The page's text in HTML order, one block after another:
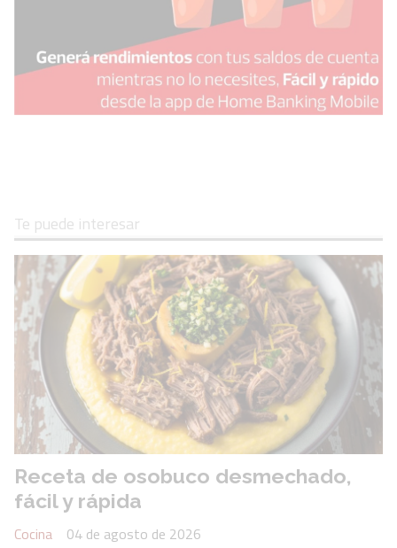
Te puede interesar
Receta de osobuco desmechado,
fácil y rápida
Cocina
04 de agosto de 2026